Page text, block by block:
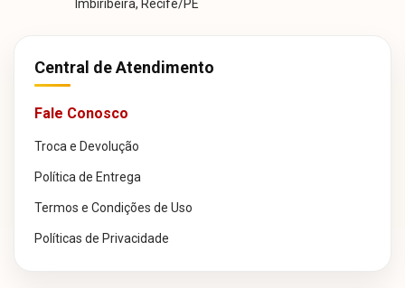
Imbiribeira, Recife/PE
Central de Atendimento
Fale Conosco
Troca e Devolução
Política de Entrega
Termos e Condições de Uso
Políticas de Privacidade